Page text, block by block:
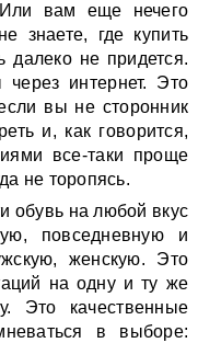
вам еще нечего
знаете, где купить
далеко не придется.
интернет. Это
вы не сторонник
и, как говорится,
все-таки проще
не торопясь.
обувь на любой вкус
повседневную и
женскую. Это
на одну и ту же
Это качественные
в выборе: